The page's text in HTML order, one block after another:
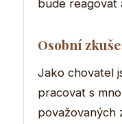
bude reagovat
Osobní
Jako chovatel
pracovat s
považovaných